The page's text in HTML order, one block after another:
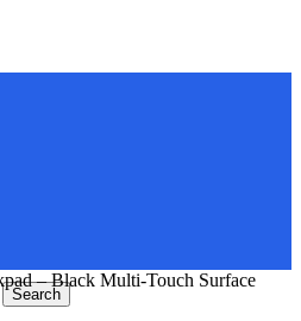
Search
– Black Multi-Touch Surface